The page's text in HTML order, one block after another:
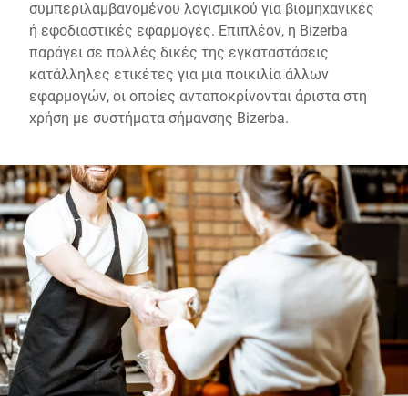
συμπεριλαμβανομένου λογισμικού για βιομηχανικές
ή εφοδιαστικές εφαρμογές. Επιπλέον, η Bizerba
παράγει σε πολλές δικές της εγκαταστάσεις
κατάλληλες ετικέτες για μια ποικιλία άλλων
εφαρμογών, οι οποίες ανταποκρίνονται άριστα στη
χρήση με συστήματα σήμανσης Bizerba.